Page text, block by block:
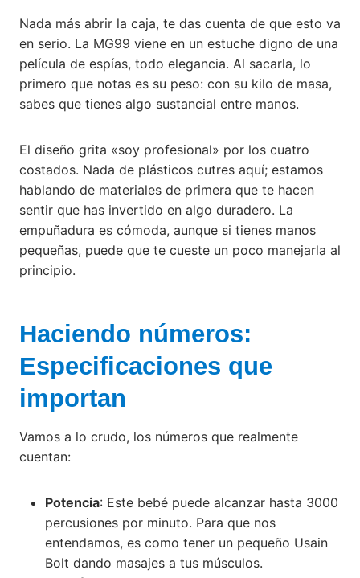
Nada más abrir la caja, te das cuenta de que esto va
en serio. La MG99 viene en un estuche digno de una
película de espías, todo elegancia. Al sacarla, lo
primero que notas es su peso: con su kilo de masa,
sabes que tienes algo sustancial entre manos.
El diseño grita «soy profesional» por los cuatro
costados. Nada de plásticos cutres aquí; estamos
hablando de materiales de primera que te hacen
sentir que has invertido en algo duradero. La
empuñadura es cómoda, aunque si tienes manos
pequeñas, puede que te cueste un poco manejarla al
principio.
Haciendo números:
Especificaciones que
importan
Vamos a lo crudo, los números que realmente
cuentan:
Potencia: Este bebé puede alcanzar hasta 3000
percusiones por minuto. Para que nos
entendamos, es como tener un pequeño Usain
Bolt dando masajes a tus músculos.